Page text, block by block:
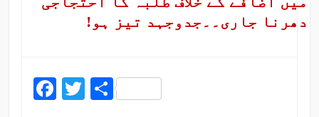
دھرنا جاری۔۔جدوجہد تیز ہو!
Facebook
Twitter
Share